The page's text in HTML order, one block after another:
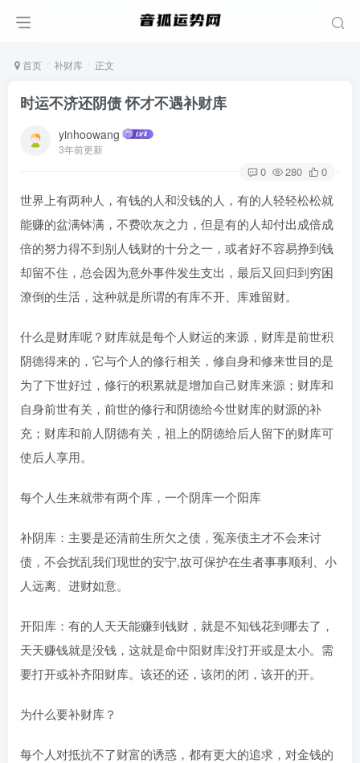
首页 补财库 正文
时运不济还阴债 怀才不遇补财库
yinhoowang
3年前更新
0 280 0
世界上有两种人，有钱的人和没钱的人，有的人轻轻松松就
能赚的盆满钵满，不费吹灰之力，但是有的人却付出成倍成
倍的努力得不到别人钱财的十分之一，或者好不容易挣到钱
却留不住，总会因为意外事件发生支出，最后又回归到穷困
潦倒的生活，这种就是所谓的有库不开、库难留财。
什么是财库呢？财库就是每个人财运的来源，财库是前世积
阴德得来的，它与个人的修行相关，修自身和修来世目的是
为了下世好过，修行的积累就是增加自己财库来源；财库和
自身前世有关，前世的修行和阴德给今世财库的财源的补
充；财库和前人阴德有关，祖上的阴德给后人留下的财库可
使后人享用。
每个人生来就带有两个库，一个阴库一个阳库
补阴库：主要是还清前生所欠之债，冤亲债主才不会来讨
债，不会扰乱我们现世的安宁,故可保护在生者事事顺利、小
人远离、进财如意。
开阳库：有的人天天能赚到钱财，就是不知钱花到哪去了，
天天赚钱就是没钱，这就是命中阳财库没打开或是太小。需
要打开或补齐阳财库。该还的还，该闭的闭，该开的开。
为什么要补财库？
每个人对抵抗不了财富的诱惑，都有更大的追求，对金钱的